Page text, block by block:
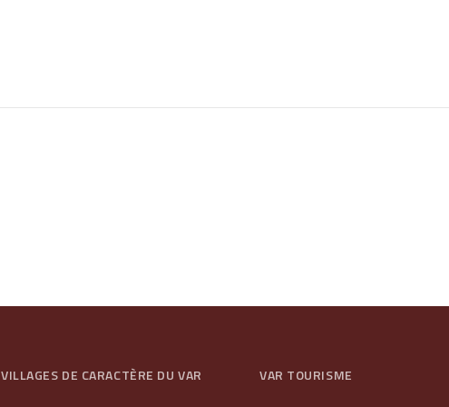
VILLAGES DE CARACTÈRE DU VAR VAR TOURISME